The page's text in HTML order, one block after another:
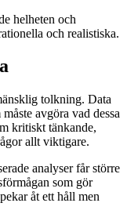
helheten och
och realistiska.
tolkning. Data
avgöra vad dessa
kritiskt tänkande,
allt viktigare.
analyser får större
som gör
åt ett håll men